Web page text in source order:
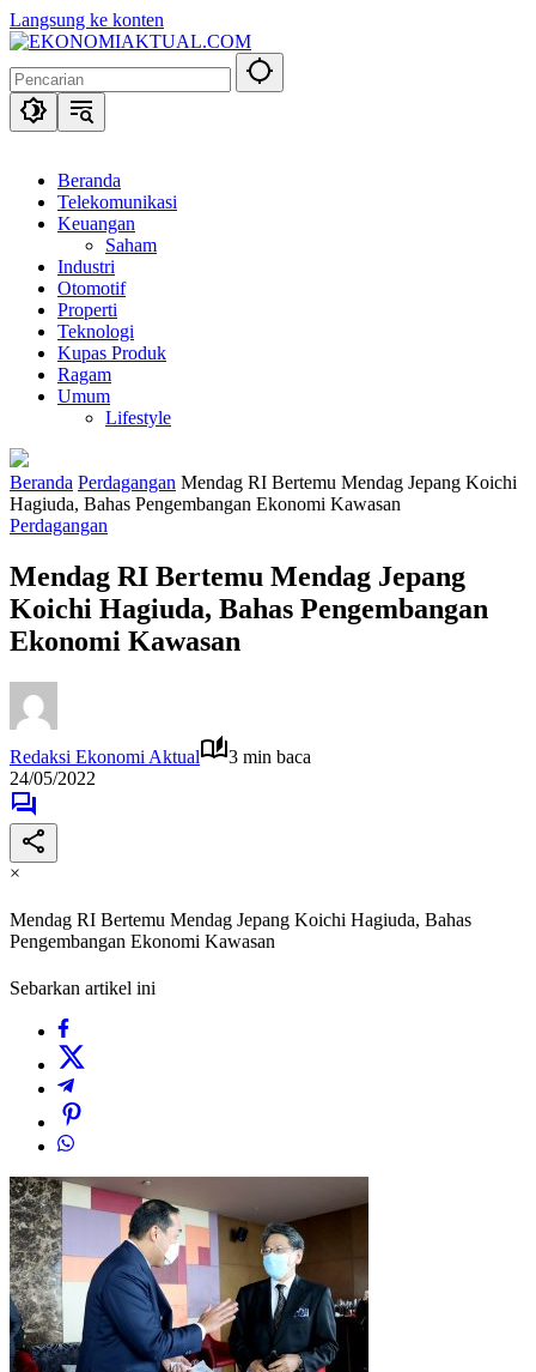
Langsung ke konten
Beranda
Telekomunikasi
Keuangan
Saham
Industri
Otomotif
Properti
Teknologi
Kupas Produk
Ragam
Umum
Lifestyle
Beranda Perdagangan Mendag RI Bertemu Mendag Jepang Koichi
Hagiuda, Bahas Pengembangan Ekonomi Kawasan
Perdagangan
Mendag RI Bertemu Mendag Jepang
Koichi Hagiuda, Bahas Pengembangan
Ekonomi Kawasan
Redaksi Ekonomi Aktual
3 min baca
24/05/2022
×
Mendag RI Bertemu Mendag Jepang Koichi Hagiuda, Bahas
Pengembangan Ekonomi Kawasan
Sebarkan artikel ini